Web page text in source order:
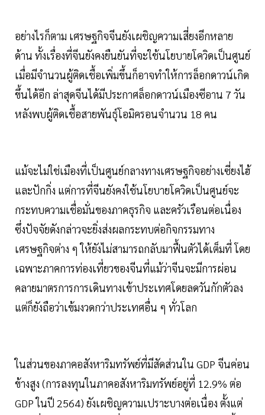
อย่างไรก็ตาม เศรษฐกิจจีนยังเผชิญความเสี่ยงอีกหลาย
ด้าน ทั้งเรื่องที่จีนยังคงยืนยันที่จะใช้นโยบายโควิดเป็นศูนย์
เมื่อมีจำนวนผู้ติดเชื้อเพิ่มขึ้นก็อาจทำให้การล็อกดาวน์เกิด
ขึ้นได้อีก ล่าสุดจีนได้มีประกาศล็อกดาวน์เมืองซีอาน 7 วัน
หลังพบผู้ติดเชื้อสายพันธุ์โอมิครอนจำนวน 18 คน
แม้จะไม่ใช่เมืองที่เป็นศูนย์กลางทางเศรษฐกิจอย่างเซี่ยงไฮ้
และปักกิ่ง แต่การที่จีนยังคงใช้นโยบายโควิดเป็นศูนย์จะ
กระทบความเชื่อมั่นของภาคธุรกิจ และครัวเรือนต่อเนื่อง
ซึ่งปัจจัยดังกล่าวจะยิ่งส่งผลกระทบต่อกิจกรรมทาง
เศรษฐกิจต่าง ๆ ให้ยังไม่สามารถกลับมาฟื้นตัวได้เต็มที่ โดย
เฉพาะภาคการท่องเที่ยวของจีนที่แม้ว่าจีนจะมีการผ่อน
คลายมาตรการการเดินทางเข้าประเทศโดยลดวันกักตัวลง
แต่ก็ยังถือว่าเข้มงวดกว่าประเทศอื่น ๆ ทั่วโลก
ในส่วนของภาคอสังหาริมทรัพย์ที่มีสัดส่วนใน GDP จีนค่อน
ข้างสูง (การลงทุนในภาคอสังหาริมทรัพย์อยู่ที่ 12.9% ต่อ
GDP ในปี 2564) ยังเผชิญความเปราะบางต่อเนื่อง ตั้งแต่